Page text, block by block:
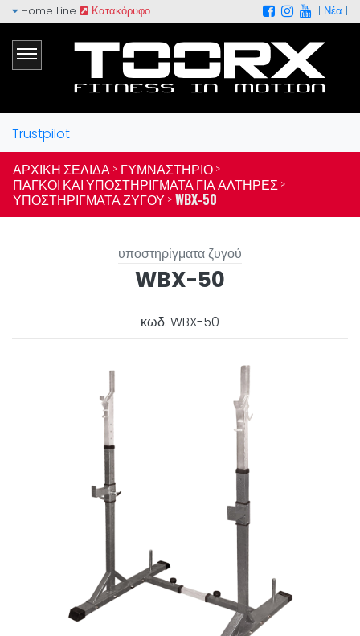
Home Line Κατακόρυφο | Νέα |
Trustpilot
ΑΡΧΙΚΉ ΣΕΛΊΔΑ > ΓΥΜΝΑΣΤΉΡΙΟ >
ΠΆΓΚΟΙ ΚΑΙ ΥΠΟΣΤΗΡΊΓΜΑΤΑ ΓΙΑ ΑΛΤΉΡΕΣ >
ΥΠΟΣΤΗΡΊΓΜΑΤΑ ΖΥΓΟΎ >WBX-50
υποστηρίγματα ζυγού
WBX-50
κωδ. WBX-50